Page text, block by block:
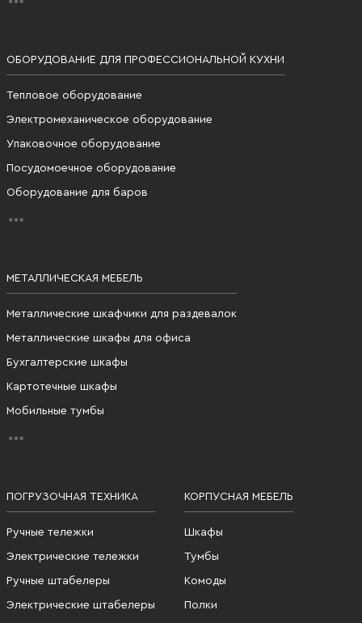
ОБОРУДОВАНИЕ ДЛЯ ПРОФЕССИОНАЛЬНОЙ КУХНИ
Тепловое оборудование
Электромеханическое оборудование
Упаковочное оборудование
Посудомоечное оборудование
Оборудование для баров
МЕТАЛЛИЧЕСКАЯ МЕБЕЛЬ
Металлические шкафчики для раздевалок
Металлические шкафы для офиса
Бухгалтерские шкафы
Картотечные шкафы
Мобильные тумбы
ПОГРУЗОЧНАЯ ТЕХНИКА
Ручные тележки
Электрические тележки
Ручные штабелеры
Электрические штабелеры
КОРПУСНАЯ МЕБЕЛЬ
Шкафы
Тумбы
Комоды
Полки